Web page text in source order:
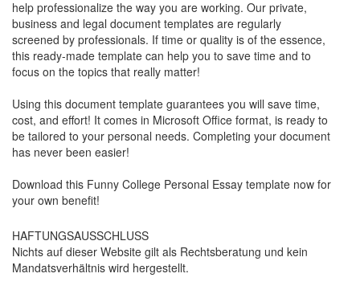
help professionalize the way you are working. Our private,
business and legal document templates are regularly
screened by professionals. If time or quality is of the essence,
this ready-made template can help you to save time and to
focus on the topics that really matter!
Using this document template guarantees you will save time,
cost, and effort! It comes in Microsoft Office format, is ready to
be tailored to your personal needs. Completing your document
has never been easier!
Download this Funny College Personal Essay template now for
your own benefit!
HAFTUNGSAUSSCHLUSS
Nichts auf dieser Website gilt als Rechtsberatung und kein
Mandatsverhältnis wird hergestellt.